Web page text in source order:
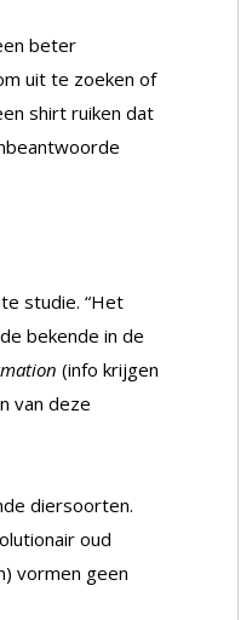
beter
uit te zoeken of
shirt ruiken dat
studie. “Het
bekende in de
(info krijgen
van deze
diersoorten.
oud
vormen geen